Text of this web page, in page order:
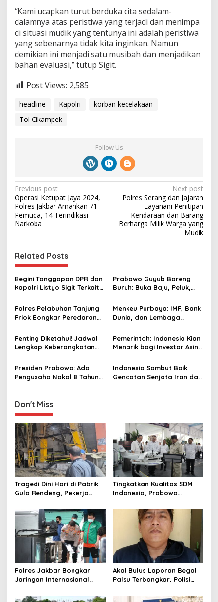
“Kami ucapkan turut berduka cita sedalam-
dalamnya atas peristiwa yang terjadi dan menimpa
di situasi mudik yang tentunya ini adalah peristiwa
yang sebenarnya tidak kita inginkan. Namun
demikian ini menjadi satu musibah dan menjadikan
bahan evaluasi,” tutup Sigit.
Post Views: 2,585
headline Kapolri
korban kecelakaan
Tol Cikampek
Follow Us
P
o
s
a
v
i
a
i
n
Previous post
Operasi Ketupat Jaya 2024,
Polres Jakbar Amankan 71
Pemuda, 14 Terindikasi
Narkoba
Next post
Polres Serang dan Jajaran
Layanani Penitipan
Kendaraan dan Barang
Berharga Milik Warga yang
Mudik
Related Posts
Begini Tanggapan DPR dan
Kapolri Listyo Sigit Terkait
Timezone di Jakbar
Prabowo Guyub Bareng
Buruh: Buka Baju, Peluk,
Polres Pelabuhan Tanjung
Priok Bongkar Peredaran
Warakas Jakut
Menkeu Purbaya: IMF, Bank
Dunia, dan Lembaga
Kebijakan Fiskal Indonesia
Penting Diketahui! Jadwal
Lengkap Keberangkatan
Pemerintah: Indonesia Kian
Menarik bagi Investor Asing
Stabilitas Jadi Keunggulan
Presiden Prabowo: Ada
Pengusaha Nakal 8 Tahun
Indonesia Sambut Baik
Gencatan Senjata Iran dan
Don't Miss
Tragedi Dini Hari di Pabrik
Gula Rendeng, Pekerja
Pengangkat Tebu
Tingkatkan Kualitas SDM
Indonesia, Prabowo
hingga Undang Universitas
Terbaik Dunia
Polres Jakbar Bongkar
Jaringan Internasional
Narkoba, 7 Tersangka
Akal Bulus Laporan Begal
Palsu Terbongkar, Polisi
Perusahaan untuk Crypto